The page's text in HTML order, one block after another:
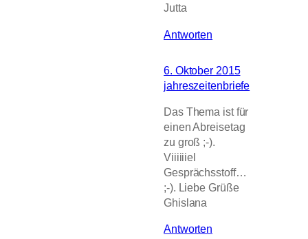
Jutta
Antworten
6. Oktober 2015
jahreszeitenbriefe
Das Thema ist für
einen Abreisetag
zu groß ;-).
Viiiiiiel
Gesprächsstoff…
;-). Liebe Grüße
Ghislana
Antworten